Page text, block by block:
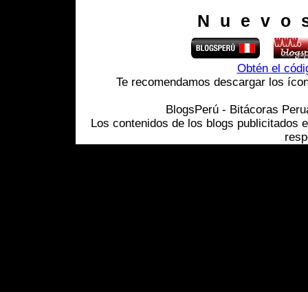
Obtén el
Te recomendamos descargar los
BlogsPerú - Bitácoras
Los contenidos de los blogs publicitados